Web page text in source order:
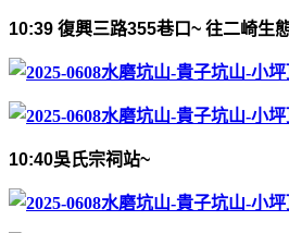
10:39 復興三路355巷口~ 往二崎生
10:40吳氏宗祠站~